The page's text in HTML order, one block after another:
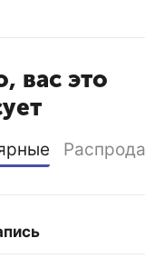
вас это